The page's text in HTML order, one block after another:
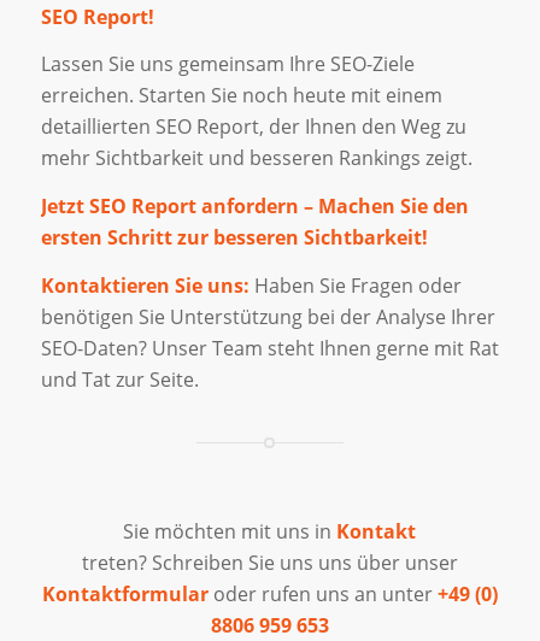
SEO Report!
Lassen Sie uns gemeinsam Ihre SEO-Ziele
erreichen. Starten Sie noch heute mit einem
detaillierten SEO Report, der Ihnen den Weg zu
mehr Sichtbarkeit und besseren Rankings zeigt.
Jetzt SEO Report anfordern – Machen Sie den
ersten Schritt zur besseren Sichtbarkeit!
Kontaktieren Sie uns: Haben Sie Fragen oder
benötigen Sie Unterstützung bei der Analyse Ihrer
SEO-Daten? Unser Team steht Ihnen gerne mit Rat
und Tat zur Seite.
Sie möchten mit uns in Kontakt
treten? Schreiben Sie uns uns über unser
Kontaktformular oder rufen uns an unter+49 (0)
8806 959 653